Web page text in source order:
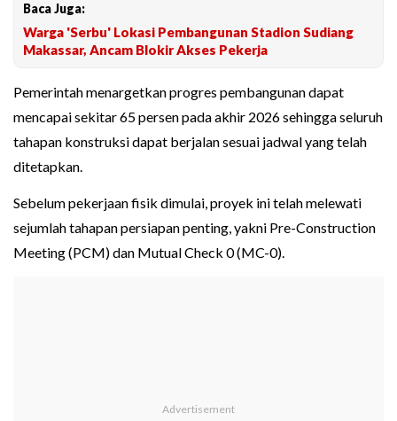
Baca Juga:
Warga 'Serbu' Lokasi Pembangunan Stadion Sudiang
Makassar, Ancam Blokir Akses Pekerja
Pemerintah menargetkan progres pembangunan dapat
mencapai sekitar 65 persen pada akhir 2026 sehingga seluruh
tahapan konstruksi dapat berjalan sesuai jadwal yang telah
ditetapkan.
Sebelum pekerjaan fisik dimulai, proyek ini telah melewati
sejumlah tahapan persiapan penting, yakni Pre-Construction
Meeting (PCM) dan Mutual Check 0 (MC-0).